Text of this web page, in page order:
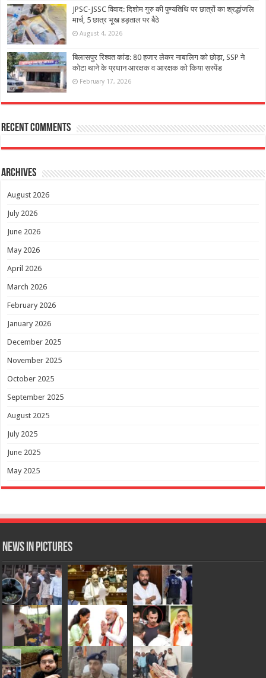
JPSC-JSSC विवाद: दिशोम गुरु की पुण्यतिथि पर छात्रों का श्रद्धांजलि
मार्च, 5 छात्र भूख हड़ताल पर बैठे
August 4, 2026
बिलासपुर रिश्वत कांड: 80 हजार लेकर नाबालिग को छोड़ा, SSP ने
कोटा थाने के प्रधान आरक्षक व आरक्षक को किया सस्पेंड
February 17, 2026
Recent Comments
Archives
August 2026
July 2026
June 2026
May 2026
April 2026
March 2026
February 2026
January 2026
December 2025
November 2025
October 2025
September 2025
August 2025
July 2025
June 2025
May 2025
News in Pictures